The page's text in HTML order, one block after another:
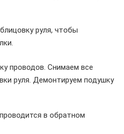
руля, чтобы
проводов. Снимаем все
руля. Демонтируем подушку
в обратном